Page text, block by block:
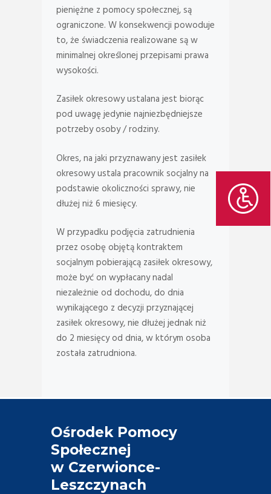
pieniężne z pomocy społecznej, są
ograniczone. W konsekwencji powoduje
to, że świadczenia realizowane są w
minimalnej określonej przepisami prawa
wysokości.
Zasiłek okresowy ustalana jest biorąc
pod uwagę jedynie najniezbędniejsze
potrzeby osoby / rodziny.
Okres, na jaki przyznawany jest zasiłek
okresowy ustala pracownik socjalny na
podstawie okoliczności sprawy, nie
dłużej niż 6 miesięcy.
W przypadku podjęcia zatrudnienia
przez osobę objętą kontraktem
socjalnym pobierającą zasiłek okresowy,
może być on wypłacany nadal
niezależnie od dochodu, do dnia
wynikającego z decyzji przyznającej
zasiłek okresowy, nie dłużej jednak niż
do 2 miesięcy od dnia, w którym osoba
została zatrudniona.
Ośrodek Pomocy
Społecznej
w Czerwionce-
Leszczynach